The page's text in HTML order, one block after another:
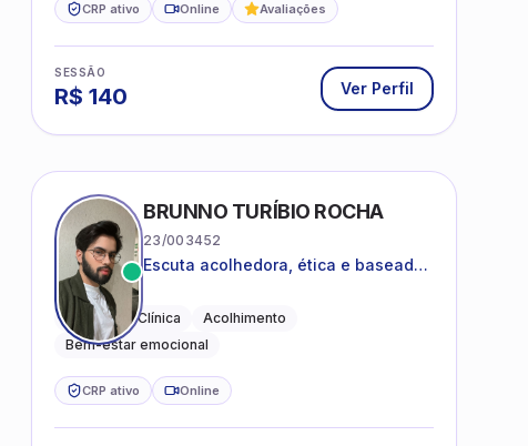
CRP ativo Online Avaliações
SESSÃO
R$ 140 Ver Perfil
BRUNNO TURÍBIO ROCHA
23/003452
Escuta acolhedora, ética e baseada
Psicologia Clínica
Acolhimento
Bem-estar emocional
CRP ativo Online